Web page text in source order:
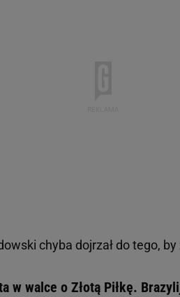
chyba dojrzał do tego,
w walce o Złotą Piłkę.